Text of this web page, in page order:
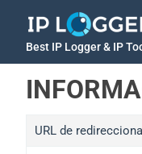
Best IP Logger & IP
URL de